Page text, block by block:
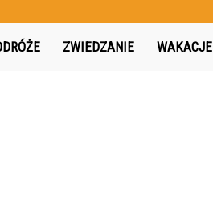
ZWIEDZANIE WAKACJE